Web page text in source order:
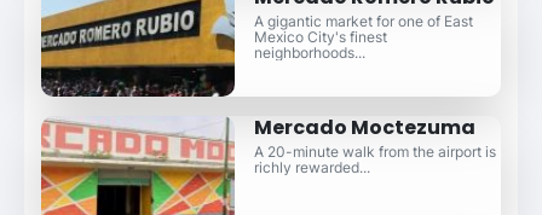
A gigantic market for one of East
Mexico City's finest
neighborhoods...
Mercado Moctezuma
A 20-minute walk from the airport is
richly rewarded...